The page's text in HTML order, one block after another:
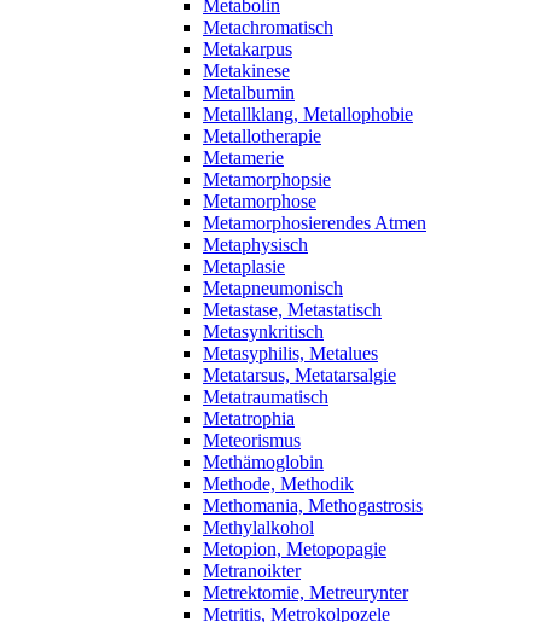
Metabolin
Metachromatisch
Metakarpus
Metakinese
Metalbumin
Metallklang, Metallophobie
Metallotherapie
Metamerie
Metamorphopsie
Metamorphose
Metamorphosierendes Atmen
Metaphysisch
Metaplasie
Metapneumonisch
Metastase, Metastatisch
Metasynkritisch
Metasyphilis, Metalues
Metatarsus, Metatarsalgie
Metatraumatisch
Metatrophia
Meteorismus
Methämoglobin
Methode, Methodik
Methomania, Methogastrosis
Methylalkohol
Metopion, Metopopagie
Metranoikter
Metrektomie, Metreurynter
Metritis, Metrokolpozele